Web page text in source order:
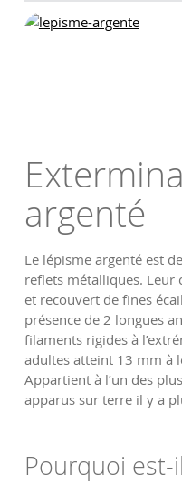
argenté
Le lépisme argenté est
reflets métalliques. Leur
et recouvert de fines
présence de 2 longues
filaments rigides à
adultes atteint 13 mm à
Appartient à l’un des
apparus sur terre il y a
Pourquoi est-